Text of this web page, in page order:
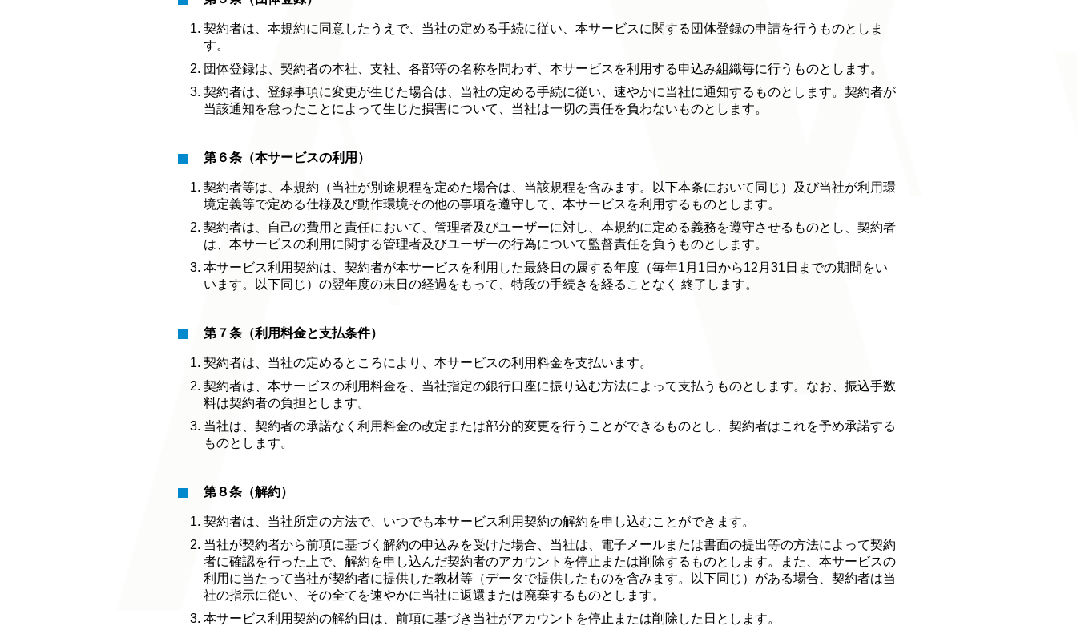
契約者は、本規約に同意したうえで、当社の定める手続に従い、本サービスに関する団体登録の申請を行うものとしま
す。
団体登録は、契約者の本社、支社、各部等の名称を問わず、本サービスを利用する申込み組織毎に行うものとします。
契約者は、登録事項に変更が生じた場合は、当社の定める手続に従い、速やかに当社に通知するものとします。契約者が
当該通知を怠ったことによって生じた損害について、当社は一切の責任を負わないものとします。
第６条（本サービスの利用）
契約者等は、本規約（当社が別途規程を定めた場合は、当該規程を含みます。以下本条において同じ）及び当社が利用環
境定義等で定める仕様及び動作環境その他の事項を遵守して、本サービスを利用するものとします。
契約者は、自己の費用と責任において、管理者及びユーザーに対し、本規約に定める義務を遵守させるものとし、契約者
は、本サービスの利用に関する管理者及びユーザーの行為について監督責任を負うものとします。
本サービス利用契約は、契約者が本サービスを利用した最終日の属する年度（毎年1月1日から12月31日までの期間をい
います。以下同じ）の翌年度の末日の経過をもって、特段の手続きを経ることなく 終了します。
第７条（利用料金と支払条件）
契約者は、当社の定めるところにより、本サービスの利用料金を支払います。
契約者は、本サービスの利用料金を、当社指定の銀行口座に振り込む方法によって支払うものとします。なお、振込手数
料は契約者の負担とします。
当社は、契約者の承諾なく利用料金の改定または部分的変更を行うことができるものとし、契約者はこれを予め承諾する
ものとします。
第８条（解約）
契約者は、当社所定の方法で、いつでも本サービス利用契約の解約を申し込むことができます。
当社が契約者から前項に基づく解約の申込みを受けた場合、当社は、電子メールまたは書面の提出等の方法によって契約
者に確認を行った上で、解約を申し込んだ契約者のアカウントを停止または削除するものとします。また、本サービスの
利用に当たって当社が契約者に提供した教材等（データで提供したものを含みます。以下同じ）がある場合、契約者は当
社の指示に従い、その全てを速やかに当社に返還または廃棄するものとします。
本サービス利用契約の解約日は、前項に基づき当社がアカウントを停止または削除した日とします。